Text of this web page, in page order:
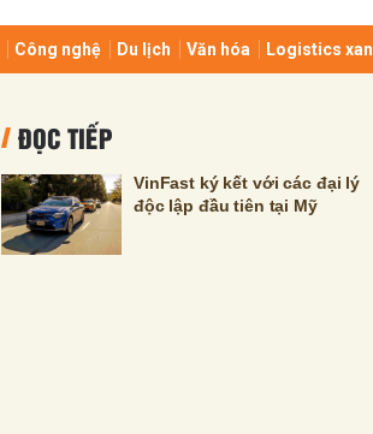
Công nghệ Du lịch Văn hóa Logistics
ĐỌC TIẾP
VinFast ký kết với các đại lý
độc lập đầu tiên tại Mỹ